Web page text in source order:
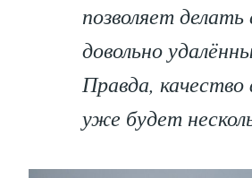
позволяет
довольно
Правда,
уже будет